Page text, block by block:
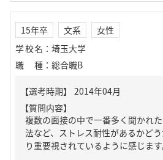
15年卒 文系
女性
学校名 ： 埼玉大学
職種 ： 総合職B
【質問内容】
複数の面接の中で一番多く聞かれ
法など、ストレス耐性があるかど
り重要視されているように感じま